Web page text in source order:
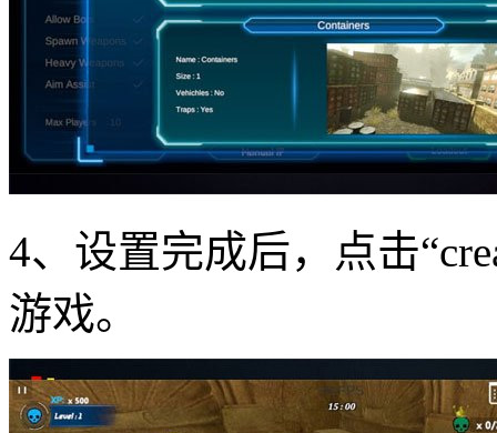
4、设置完成后，点击
游戏。